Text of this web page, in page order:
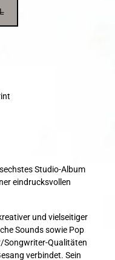
Studio-Album
eindrucksvollen
und vielseitiger
Sounds sowie Pop
Songwriter-Qualitäten
verbindet. Sein